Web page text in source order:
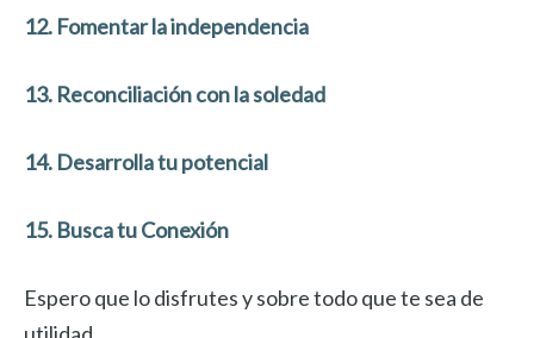
12. Fomentar la independencia
13. Reconciliación con la soledad
14. Desarrolla tu potencial
15. Busca tu Conexión
Espero que lo disfrutes y sobre todo que te sea de